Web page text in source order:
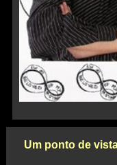
Um ponto de